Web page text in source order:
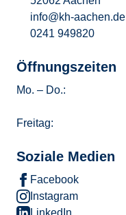
info@kh-aachen.de
0241 949820
Öffnungszeiten
Mo. – Do.:
Freitag:
Soziale Medien
Facebook
Instagram